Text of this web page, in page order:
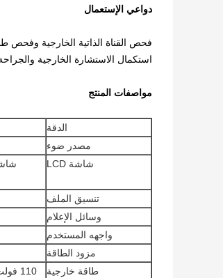
دواعي الإستعمال
فحص القناة الذاتية الخارجية وفحص
استكمال الاستشارة الخارجية
مواصفات المنتج
الدقة
مصدر ضوء
شاشة LCD
تنسيق الملف
وسائل الإعلام
واجهه المستخدم
مزود الطاقة
طاقة خارجية